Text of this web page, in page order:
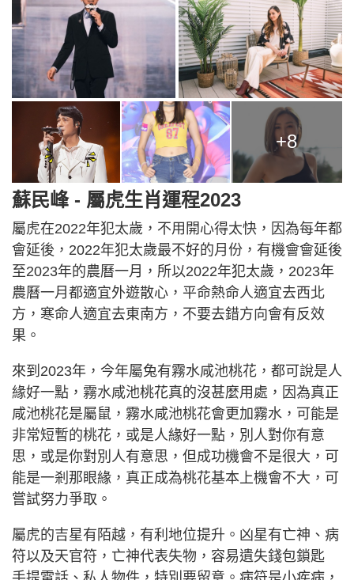
+8
蘇民峰 - 屬虎生肖運程2023
屬虎在2022年犯太歲，不用開心得太快，因為每年都
會延後，2022年犯太歲最不好的月份，有機會會延後
至2023年的農曆一月，所以2022年犯太歲，2023年
農曆一月都適宜外遊散心，平命熱命人適宜去西北
方，寒命人適宜去東南方，不要去錯方向會有反效
果。
來到2023年，今年屬兔有霧水咸池桃花，都可說是人
緣好一點，霧水咸池桃花真的沒甚麼用處，因為真正
咸池桃花是屬鼠，霧水咸池桃花會更加霧水，可能是
非常短暫的桃花，或是人緣好一點，別人對你有意
思，或是你對別人有意思，但成功機會不是很大，可
能是一剎那眼緣，真正成為桃花基本上機會不大，可
嘗試努力爭取。
屬虎的吉星有陌越，有利地位提升。凶星有亡神、病
符以及天官符，亡神代表失物，容易遺失錢包鎖匙